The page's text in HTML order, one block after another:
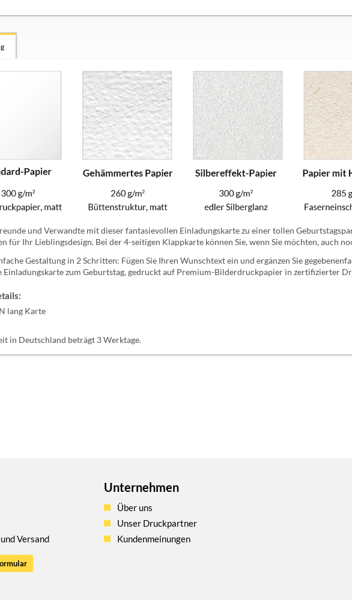
und Verwandte mit dieser fantasievollen Einladungskarte zu einer tollen
für Ihr Lieblingsdesign. Bei der 4-seitigen Klappkarte können Sie, wenn Sie möchten, auch
Gestaltung in 2 Schritten: Fügen Sie Ihren Wunschtext ein und ergänzen Sie
Einladungskarte zum Geburtstag, gedruckt auf Premium-Bilderdruckpapier in zertifizierter
lang Karte
in Deutschland beträgt 3 Werktage.
Versand
Unternehmen
Über uns
Unser Druckpartner
Kundenmeinungen